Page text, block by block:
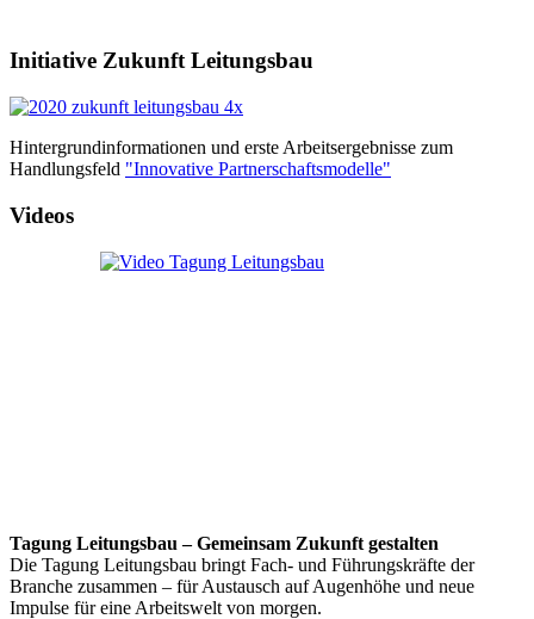
Initiative Zukunft Leitungsbau
Hintergrundinformationen und erste Arbeitsergebnisse zum
Handlungsfeld "Innovative Partnerschaftsmodelle"
Videos
Tagung Leitungsbau – Gemeinsam Zukunft gestalten
Die Tagung Leitungsbau bringt Fach- und Führungskräfte der
Branche zusammen – für Austausch auf Augenhöhe und neue
Impulse für eine Arbeitswelt von morgen.